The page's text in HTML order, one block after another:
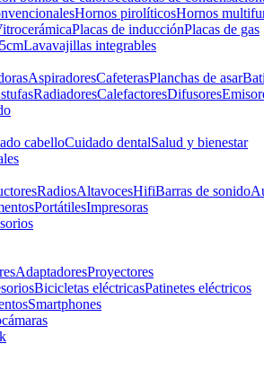
Hornos pirolíticosHornos
Placas de inducciónPlacas de gas
Lavavajillas integrables
AspiradoresCafeterasPlanchas de asar
RadiadoresCalefactoresDifusores
cabelloCuidado dentalSalud y bienestar
RadiosAltavocesHifiBarras de sonido
PortátilesImpresoras
AdaptadoresProyectores
Bicicletas eléctricasPatinetes eléctricos
Smartphones